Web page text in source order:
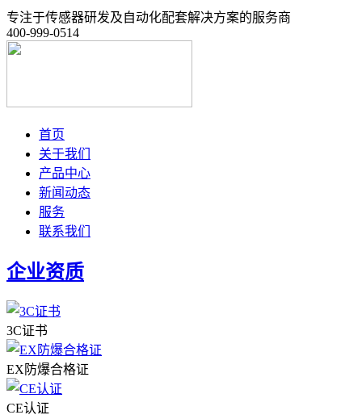
专注于传感器研发及自动化配套解决方案的服务商
400-999-0514
首页
关于我们
产品中心
新闻动态
服务
联系我们
企业资质
3C证书
EX防爆合格证
CE认证